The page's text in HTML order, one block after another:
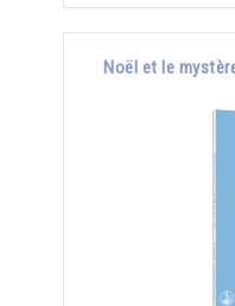
Noël et le